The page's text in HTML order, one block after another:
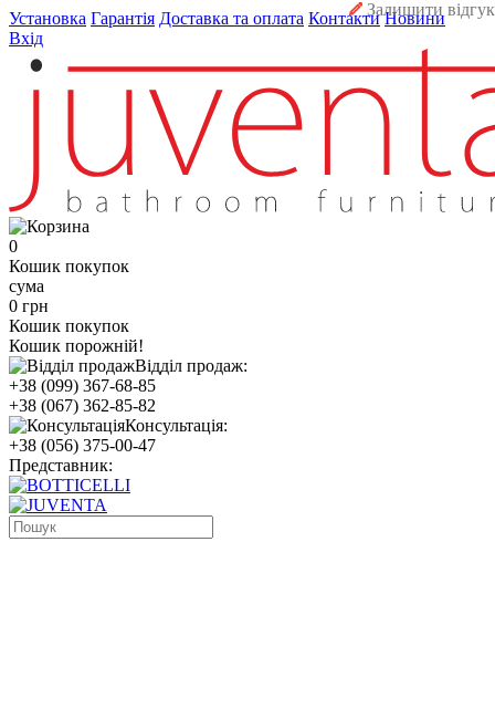
Установка Гарантія Доставка та оплата Контакти Новини
Вхід
0
Кошик покупок
сума
0 грн
Кошик покупок
Кошик порожній!
Відділ продаж:
+38 (099) 367-68-85
+38 (067) 362-85-82
Консультація:
+38 (056) 375-00-47
Представник:
Залишити відгук